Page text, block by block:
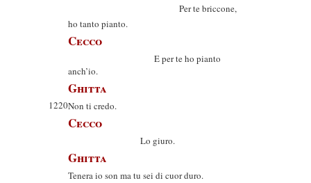
Per te briccone,
ho tanto pianto.
Cecco
E per te ho pianto
anch’io.
Ghitta
1220Non ti credo.
Cecco
Lo giuro.
Ghitta
Tenera io son ma tu sei di cuor duro.